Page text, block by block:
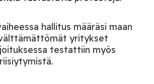
hallitus määräsi maan
yritykset
testattiin myös